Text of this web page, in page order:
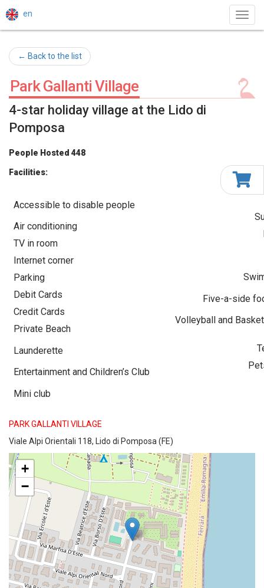
en
← Back to the list
Park Gallanti Village
4-star holiday village at the Lido di
Pomposa
People Hosted 448
Facilities:
Accessible to disable people
Air conditioning
TV in room
Internet corner
Parking
Debit Cards
Credit Cards
Private Beach
Launderette
Entertainment and Children’s Club
Mini club
Five-a-side
Volleyball and
PARK GALLANTI VILLAGE
Viale Alpi Orientali 118, Lido di Pomposa (FE)
+
−